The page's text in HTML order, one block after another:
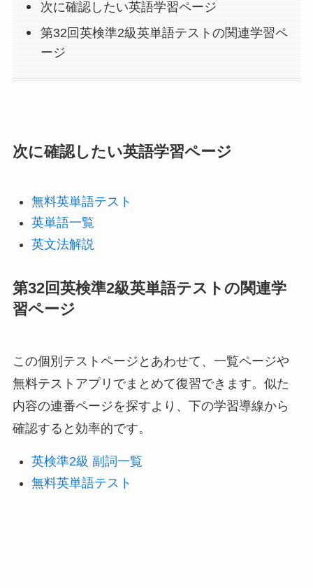
次に確認したい英語学習ページ
第32回英検準2級英単語テストの関連学習ペ
ージ
次に確認したい英語学習ページ
無料英単語テスト
英単語一覧
英文法解説
第32回英検準2級英単語テストの関連学
習ページ
この個別テストページとあわせて、一覧ページや
無料テストアプリでまとめて復習できます。似た
内容の連番ページを探すより、下の学習導線から
確認すると効率的です。
英検準2級 副詞一覧
無料英単語テスト